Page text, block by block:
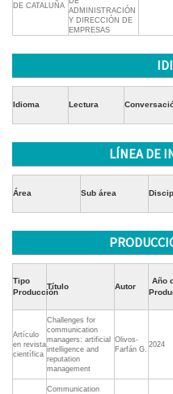
DE CATALUÑA
ADMINISTRACIÓN
Y DIRECCIÓN DE
EMPRESAS
Idioma Lectura
LÍNEA DE
Área Sub área
Tipo
Producción
Título Autor
Año
Artículo
en revista
científica
Challenges for
communication
managers: artificial
intelligence and
reputation
management
Olivos-
Farfán G.
2024
Communication